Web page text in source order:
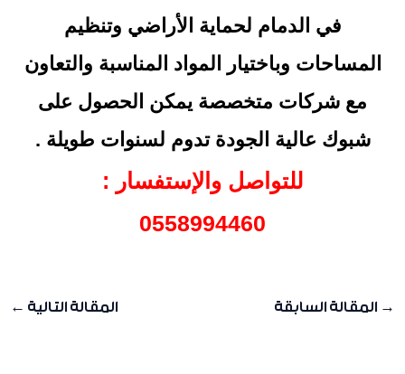
في الدمام لحماية الأراضي وتنظيم
المساحات وباختيار المواد المناسبة والتعاون
مع شركات متخصصة يمكن الحصول على
شبوك عالية الجودة تدوم لسنوات طويلة .
للتواصل والإستفسار :
0558994460
→المقالة السابقة المقالة التالية←